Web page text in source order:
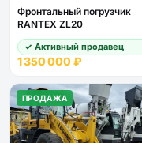
Фронтальный погрузчик
RANTEX ZL20
✓ Активный продавец
1 350 000 ₽
ПРОДАЖА